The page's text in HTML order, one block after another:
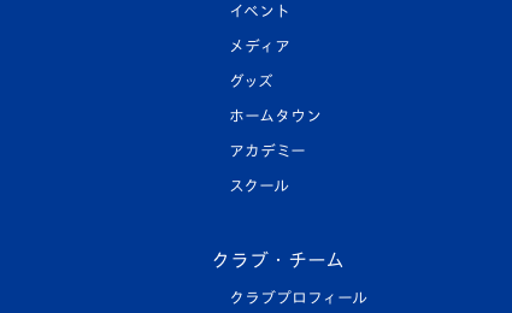
イベント
メディア
グッズ
ホームタウン
アカデミー
スクール
クラブ・チーム
クラブプロフィール